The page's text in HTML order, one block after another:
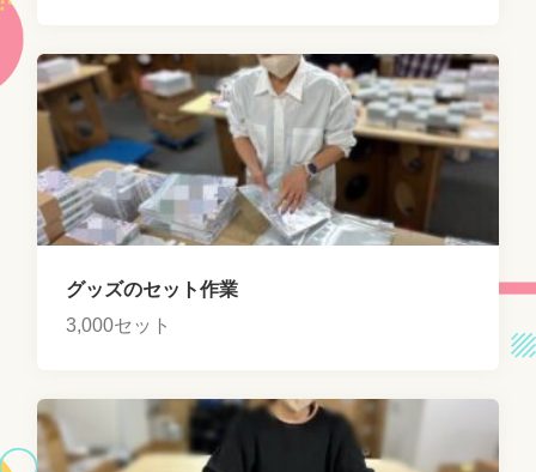
グッズのセット作業
3,000セット